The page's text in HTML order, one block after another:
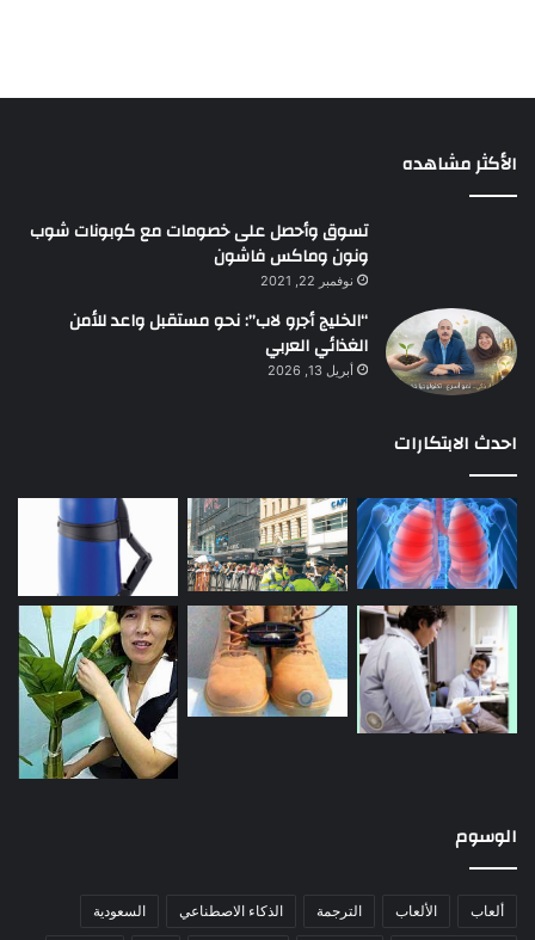
الأكثر مشاهده
تسوق وأحصل على خصومات مع كوبونات شوب
ونون وماكس فاشون
نوفمبر 22, 2021
“الخليج أجرو لاب”: نحو مستقبل واعد للأمن
الغذائي العربي
أبريل 13, 2026
احدث الابتكارات
الوسوم
ألعاب الألعاب الترجمة الذكاء الاصطناعي السعودية